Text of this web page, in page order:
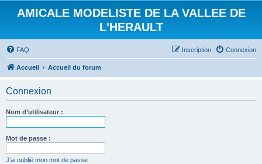
AMICALE MODELISTE DE LA VALLEE DE
L'HERAULT
FAQ Connexion
Inscription
Accueil Accueil du forum
Connexion
Nom d’utilisateur :
Mot de passe :
J’ai oublié mon mot de passe